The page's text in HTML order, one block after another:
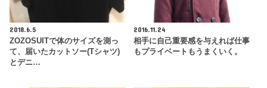
2018.6.5
ZOZOSUITで体のサイズを測っ
て、届いたカットソー(Tシャツ)
とデニ…
2016.11.24
相手に自己重要感を与えれば仕事
もプライベートもうまくいく。